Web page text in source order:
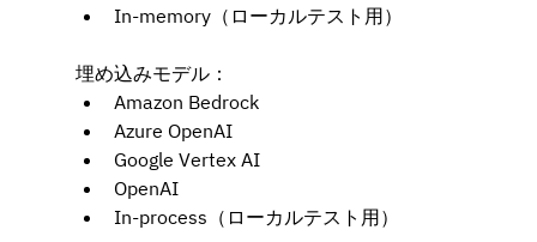
In-memory（ローカルテスト用）
埋め込みモデル：
Amazon Bedrock
Azure OpenAI
Google Vertex AI
OpenAI
In-process（ローカルテスト用）